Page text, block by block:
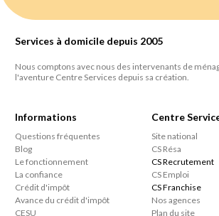
Services à domicile depuis 2005
Nous comptons avec nous des intervenants de
l'aventure Centre Services depuis sa création.
Informations
Questions fréquentes
Blog
Le fonctionnement
La confiance
Crédit d'impôt
Avance du crédit d'impôt
CESU
Centre
Site national
CS Résa
CS Recrutement
CS Emploi
CS Franchise
Nos agences
Plan du site